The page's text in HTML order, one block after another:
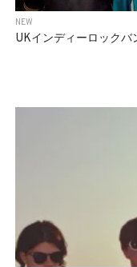
NEW
UKインディーロックバ